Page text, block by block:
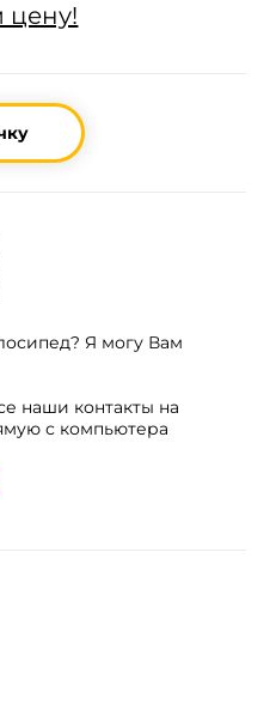
Я могу Вам
наши контакты на
с компьютера